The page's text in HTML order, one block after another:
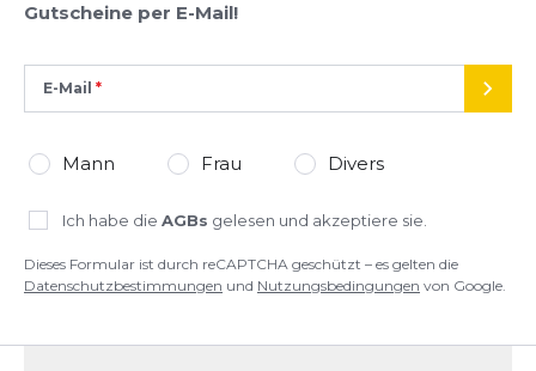
Gutscheine per E-Mail!
E-Mail
Mann Frau Divers
Ich habe die AGBs gelesen und akzeptiere sie.
Dieses Formular ist durch reCAPTCHA geschützt – es gelten die
Datenschutzbestimmungen und Nutzungsbedingungen von Google.